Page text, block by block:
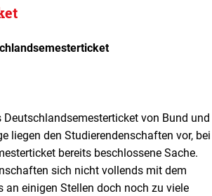
von Bund und
liegen den Studierendenschaften vor, bei
bereits beschlossene Sache.
sich nicht vollends mit dem
an einigen Stellen doch noch zu viele